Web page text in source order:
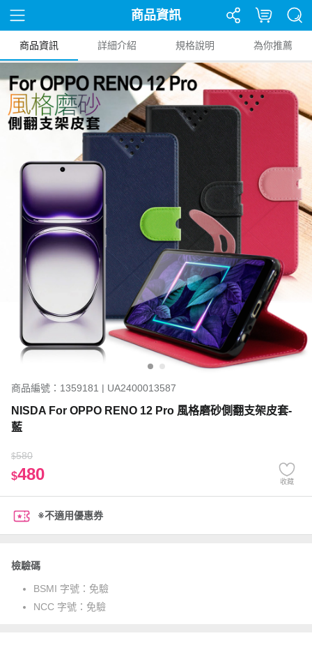
商品資訊
商品資訊 詳細介紹 規格說明 為你推薦
商品編號：1359181 | UA2400013587
NISDA For OPPO RENO 12 Pro 風格磨砂側翻支架皮套-
藍
$580
$480 收藏
※不適用優惠券
檢驗碼
BSMI 字號： 免驗
NCC 字號： 免驗